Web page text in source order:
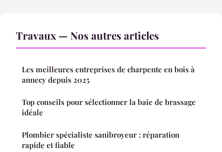
Travaux — Nos autres articles
Les meilleures entreprises de charpente en bois à
annecy depuis 2025
Top conseils pour sélectionner la baie de brassage
idéale
Plombier spécialiste sanibroyeur : réparation
rapide et fiable